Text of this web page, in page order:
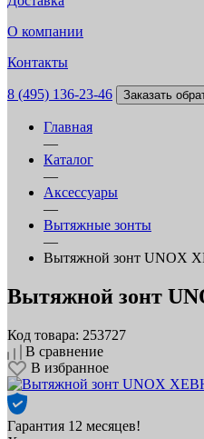
О компании
Контакты
8 (495) 136-23-46 Заказать
Главная
—
Каталог
—
Аксессуары
—
Вытяжные зонты
—
Вытяжной зонт UNOX
Вытяжной зонт
Код товара: 253727
В сравнение
В избранное
Гарантия 12 месяцев!